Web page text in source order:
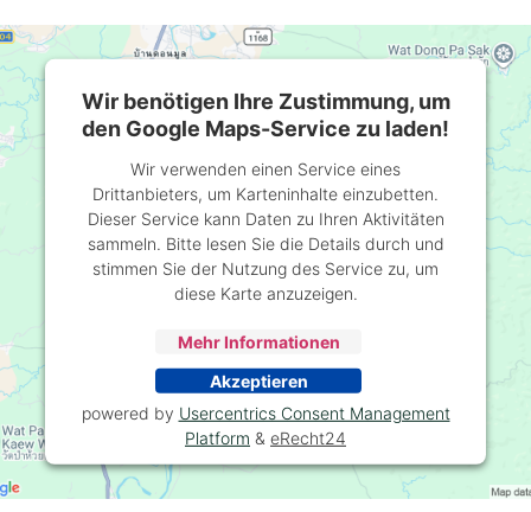
Wir benötigen Ihre Zustimmung, um
den Google Maps-Service zu laden!
Wir verwenden einen Service eines
Drittanbieters, um Karteninhalte einzubetten.
Dieser Service kann Daten zu Ihren Aktivitäten
sammeln. Bitte lesen Sie die Details durch und
stimmen Sie der Nutzung des Service zu, um
diese Karte anzuzeigen.
Mehr Informationen
Akzeptieren
powered by Usercentrics Consent Management
Platform & eRecht24